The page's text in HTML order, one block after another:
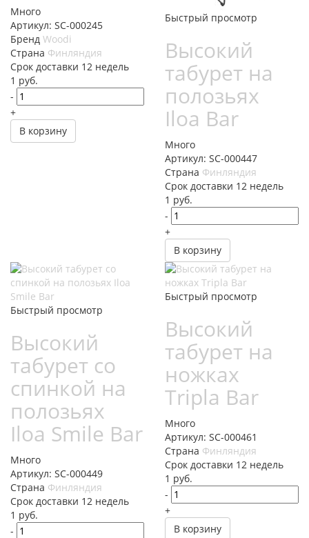
Много
Артикул: SC-000245
Бренд Woodi
Страна Финляндия
Cрок доставки 12 недель
1 руб.
-
+
В корзину
Быстрый просмотр
Высокий
табурет на
полозьях
Iloa Bar
Много
Артикул: SC-000447
Страна Финляндия
Cрок доставки 12 недель
1 руб.
-
+
В корзину
Быстрый просмотр
Высокий
табурет со
спинкой на
полозьях
Iloa Smile Bar
Много
Артикул: SC-000449
Страна Финляндия
Cрок доставки 12 недель
1 руб.
-
Быстрый просмотр
Высокий
табурет на
ножках
Tripla Bar
Много
Артикул: SC-000461
Страна Финляндия
Cрок доставки 12 недель
1 руб.
-
+
В корзину